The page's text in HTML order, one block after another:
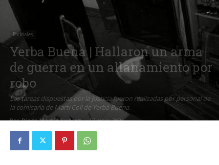
Policiales
Yerba Buena | Hallaron un arma
de guerra en un allanamiento por
robo
Las tareas dispuestas por la Justicia fueron realizadas por personal de
la comisaría de Marti Coll de Yerba Buena.
Por Diego Martín Suárez - 17 junio, 2021